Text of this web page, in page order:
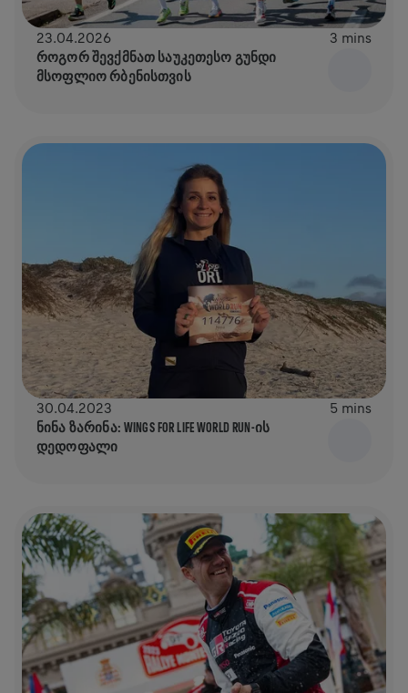
23.04.2026 3 mins
ᲠᲝᲒᲝᲠ ᲨᲔᲕᲥᲛᲜᲐᲗ ᲡᲐᲣᲙᲔᲗᲔᲡᲝ ᲒᲣᲜᲓᲘ
ᲛᲡᲝᲤᲚᲘᲝ ᲠᲑᲔᲜᲘᲡᲗᲕᲘᲡ
30.04.2023 5 mins
ᲜᲘᲜᲐ ᲖᲐᲠᲘᲜᲐ: WINGS FOR LIFE WORLD RUN-ᲘᲡ
ᲓᲔᲓᲝᲤᲐᲚᲘ